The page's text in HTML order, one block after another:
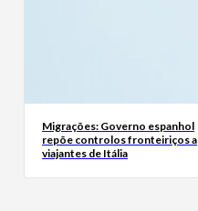
Migrações: Governo espanhol
repõe controlos fronteiriços a
viajantes de Itália